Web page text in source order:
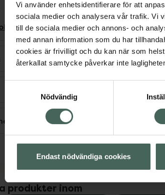
Vi använder enhetsidentifierare för att
sociala medier och analysera vår trafik. Vi
till de sociala medier och annons- och
med annan information som du har
cookies är frivilligt och du kan när som
återkallat samtycke påverkar inte
Nödvändig
Endast nödvändiga cookies
för läpparSolskydd och solkräm
produkter inom